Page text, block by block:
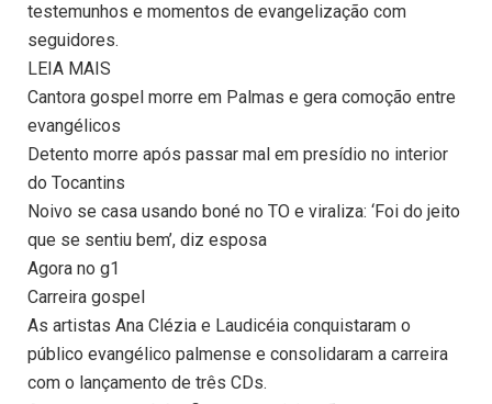
testemunhos e momentos de evangelização com
seguidores.
LEIA MAIS
Cantora gospel morre em Palmas e gera comoção entre
evangélicos
Detento morre após passar mal em presídio no interior
do Tocantins
Noivo se casa usando boné no TO e viraliza: ‘Foi do jeito
que se sentiu bem’, diz esposa
Agora no g1
Carreira gospel
As artistas Ana Clézia e Laudicéia conquistaram o
público evangélico palmense e consolidaram a carreira
com o lançamento de três CDs.